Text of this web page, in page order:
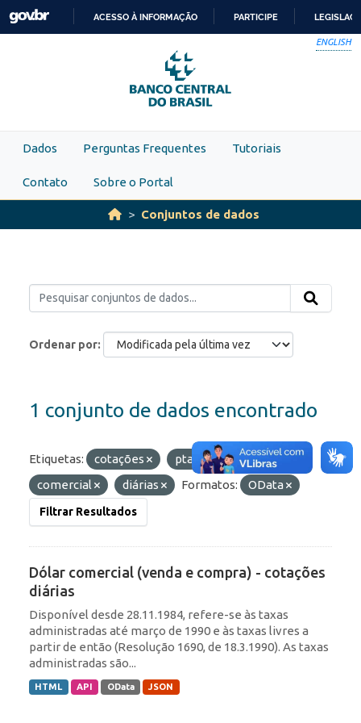
Skip to main content
PARA
O
CONTEÚDO
ACESSO À INFORMAÇÃO PARTICIPE
ENGLISH
Dados Perguntas Frequentes Tutoriais
Contato Sobre o Portal
Conjuntos de dados
Ordenar por
1 conjunto de dados encontrado
Etiquetas: cotações ptax
câmbio
comercial
diárias Formatos: OData
Filtrar Resultados
Dólar comercial (venda e compra) - cotações
diárias
Disponível desde 28.11.1984, refere-se às taxas
administradas até março de 1990 e às taxas livres a
partir de então (Resolução 1690, de 18.3.1990). As taxas
administradas são...
HTML API OData JSON